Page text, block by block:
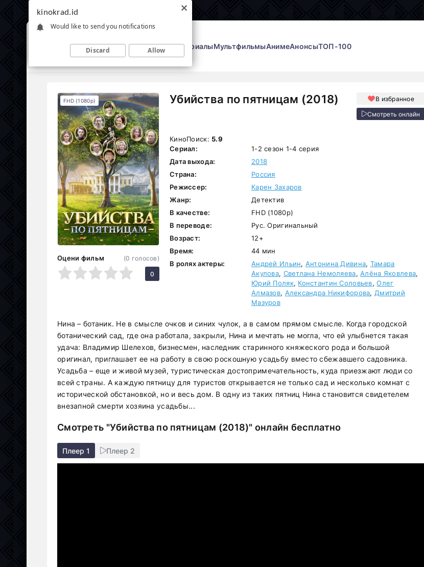
ФильмыСериалыМультфильмыАнимеАнонсыТОП-100
Убийства по пятницам (2018)
В избранное
Смотреть онлайн
FHD (1080p)
Оцени фильм
5
(0 голосов)
0
КиноПоиск: 5.9
Сериал:
1-2 сезон 1-4 серия
Дата выхода:
2018
Страна:
Россия
Режиссер:
Карен Захаров
Жанр:
Детектив
В качестве:
FHD (1080p)
В переводе:
Рус. Оригинальный
Возраст:
12+
Время:
44 мин
В ролях актеры:
Андрей Ильин, Антонина Дивина, Тамара
Акулова, Светлана Немоляева,Алёна Яковлева,
Юрий Поляк, Константин Соловьев,Олег
Алмазов, Александра Никифорова, Дмитрий
Мазуров
Нина – ботаник. Не в смысле очков и синих чулок, а в самом прямом смысле. Когда городской
ботанический сад, где она работала, закрыли, Нина и мечтать не могла, что ей улыбнется такая
удача: Владимир Шелехов, бизнесмен, наследник старинного княжеского рода и большой
оригинал, приглашает ее на работу в свою роскошную усадьбу вместо сбежавшего садовника.
Усадьба – еще и живой музей, туристическая достопримечательность, куда приезжают люди со
всей страны. А каждую пятницу для туристов открывается не только сад и несколько комнат с
исторической обстановкой, но и весь дом. В одну из таких пятниц Нина становится свидетелем
внезапной смерти хозяина усадьбы...
Смотреть "Убийства по пятницам (2018)" онлайн бесплатно
Плеер 1 Плеер 2
kinokrad.id
Would like to send you notifications
Discard Allow